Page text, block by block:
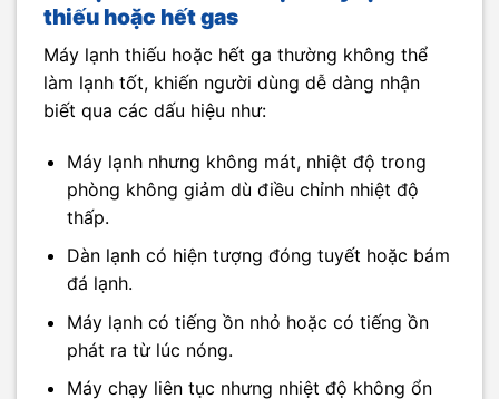
thiếu hoặc hết gas
Máy lạnh thiếu hoặc hết ga thường không thể
làm lạnh tốt, khiến người dùng dễ dàng nhận
biết qua các dấu hiệu như:
Máy lạnh nhưng không mát, nhiệt độ trong
phòng không giảm dù điều chỉnh nhiệt độ
thấp.
Dàn lạnh có hiện tượng đóng tuyết hoặc bám
đá lạnh.
Máy lạnh có tiếng ồn nhỏ hoặc có tiếng ồn
phát ra từ lúc nóng.
Máy chạy liên tục nhưng nhiệt độ không ổn